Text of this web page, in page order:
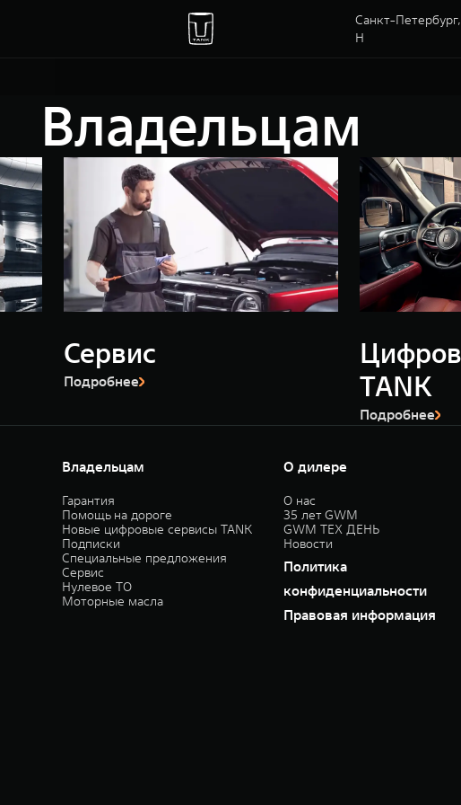
Санкт-
Н
Владельцам
Сервис
Подробнее
TANK
Подробнее
Владельцам
Гарантия
Помощь на дороге
Новые цифровые сервисы TANK
Подписки
Специальные предложения
Сервис
Нулевое ТО
Моторные масла
О дилере
О нас
35 лет GWM
GWM ТЕХ ДЕНЬ
Новости
Политика
конфиденциальности
Правовая информация